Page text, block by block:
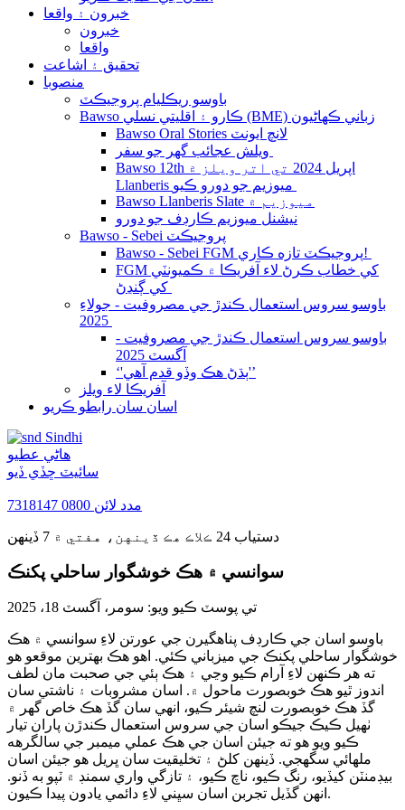
خبرون ۽ واقعا
خبرون
واقعا
تحقيق ۽ اشاعت
منصوبا
باوسو ريڪليام پروجيڪٽ
Bawso ڪارو ۽ اقليتي نسلي (BME) زباني ڪهاڻيون
Bawso Oral Stories لانچ ايونٽ
Bawso 12th اپريل 2024 تي اتر ويلز ۾
Bawso Llanberis Slate ميوزيم ۾
نيشنل ميوزيم ڪارڊف جو دورو
Bawso - Sebei پروجيڪٽ
Bawso - Sebei FGM پروجيڪٽ تازه ڪاري!
FGM کي خطاب ڪرڻ لاء آفريڪا ۾ ڪميونٽي
باوسو سروس استعمال ڪندڙ جي مصروفيت - جولاءِ
باوسو سروس استعمال ڪندڙ جي مصروفيت -
آگسٽ 2025
‘'ٻڌڻ هڪ وڏو قدم آهي'’
آفريڪا لاء ويلز
اسان سان رابطو ڪريو
Sindhi
هاڻي عطيو
سائيٽ ڇڏي ڏيو
مدد لائن
دستياب 24 ڪلاڪ هڪ ڏينهن، هفتي ۾ 7 ڏينهن
سوانسي ۾ هڪ خوشگوار ساحلي پکنڪ
تي پوسٽ ڪيو ويو: سومر، آگسٽ 18، 2025
باوسو اسان جي ڪارڊف پناهگيرن جي عورتن لاءِ سوانسي ۾ هڪ
خوشگوار ساحلي پکنڪ جي ميزباني ڪئي. اهو هڪ بهترين موقعو هو
ته هر ڪنهن لاءِ آرام ڪيو وڃي ۽ هڪ ٻئي جي صحبت مان لطف
اندوز ٿيو هڪ خوبصورت ماحول ۾. اسان مشروبات ۽ ناشتي سان
گڏ هڪ خوبصورت لنچ شيئر ڪيو، انهي سان گڏ هڪ خاص گهر ۾
ٺهيل ڪيڪ جيڪو اسان جي سروس استعمال ڪندڙن پاران تيار
ڪيو ويو هو ته جيئن اسان جي هڪ عملي ميمبر جي سالگرهه
ملهائي سگهجي. ڏينهن کلڻ ۽ تخليقيت سان ڀريل هو جيئن اسان
بيڊمنٽن کيڏيو، رنگ ڪيو، ناچ ڪيو، ۽ تازگي واري سمنڊ ۾ ٽپو به ڏنو.
انهن گڏيل تجربن اسان سڀني لاءِ دائمي يادون پيدا ڪيون.